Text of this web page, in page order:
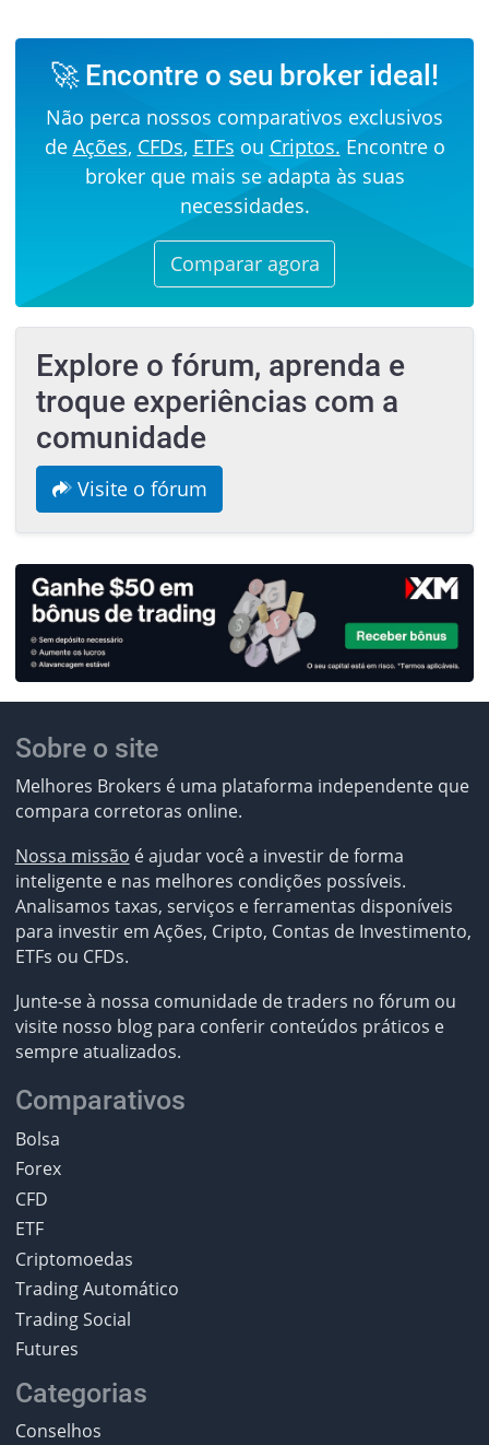
🚀 Encontre o seu broker ideal!
Não perca nossos comparativos exclusivos
de Ações, CFDs, ETFs ou Criptos. Encontre o
broker que mais se adapta às suas
necessidades.
Comparar agora
Explore o fórum, aprenda e
troque experiências com a
comunidade
Visite o fórum
Sobre o site
Melhores Brokers é uma plataforma independente que
compara corretoras online.
Nossa missão é ajudar você a investir de forma
inteligente e nas melhores condições possíveis.
Analisamos taxas, serviços e ferramentas disponíveis
para investir em Ações, Cripto, Contas de Investimento,
ETFs ou CFDs.
Junte-se à nossa comunidade de traders no fórum ou
visite nosso blog para conferir conteúdos práticos e
sempre atualizados.
Comparativos
Bolsa
Forex
CFD
ETF
Criptomoedas
Trading Automático
Trading Social
Futures
Categorias
Conselhos